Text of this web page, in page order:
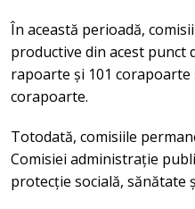
În această perioadă,
productive din acest punct
rapoarte și 101
corapoarte.
Totodată, comisiile
Comisiei administrație
protecție socială, sănătate